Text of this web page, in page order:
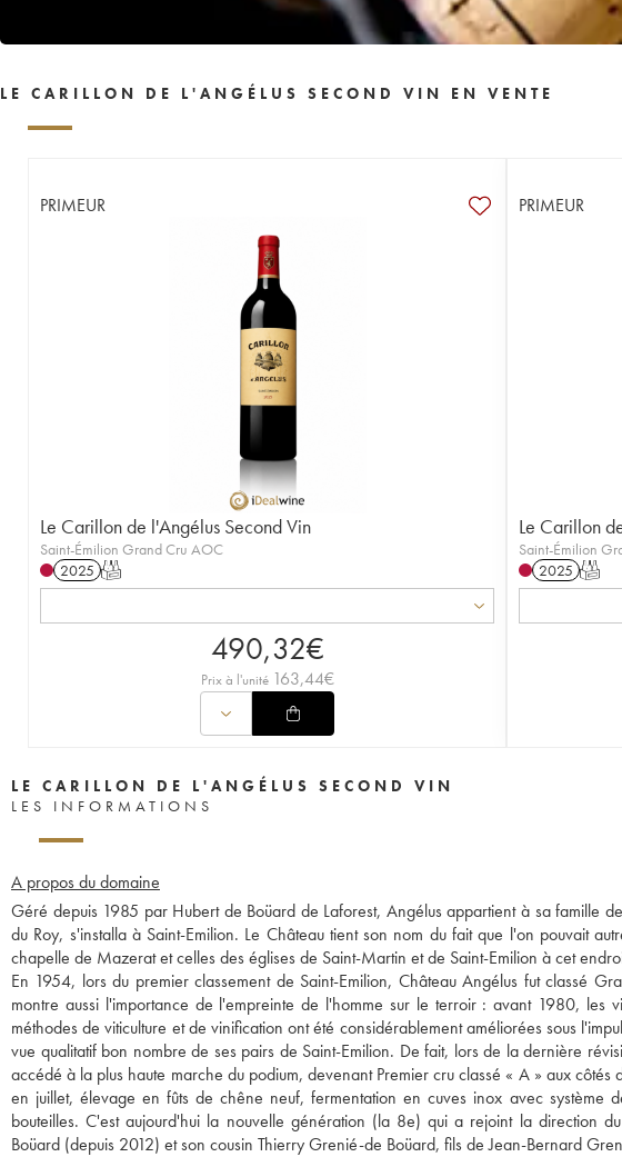
LE CARILLON DE L'ANGÉLUS SECOND VIN EN VENTE
PRIMEUR
Le Carillon de l'Angélus Second Vin
Saint-Émilion Grand Cru AOC
2025 T
490,32€
Prix à l'unité 163,44€
PRIMEUR
Le Carillon
Saint-Émilion
2025 T
LE CARILLON DE L'ANGÉLUS SECOND VIN
LES INFORMATIONS
A propos du domaine
Géré depuis 1985 par Hubert de Boüard de Laforest, Angélus appartient à sa famille
du Roy, s'installa à Saint-Emilion. Le Château tient son nom du fait que l'on pouvait
chapelle de Mazerat et celles des églises de Saint-Martin et de Saint-Emilion à cet
En 1954, lors du premier classement de Saint-Emilion, Château Angélus fut classé
montre aussi l'importance de l'empreinte de l'homme sur le terroir : avant 1980, les
méthodes de viticulture et de vinification ont été considérablement améliorées sous
vue qualitatif bon nombre de ses pairs de Saint-Emilion. De fait, lors de la dernière
accédé à la plus haute marche du podium, devenant Premier cru classé « A » aux
en juillet, élevage en fûts de chêne neuf, fermentation en cuves inox avec système
bouteilles. C'est aujourd'hui la nouvelle génération (la 8e) qui a rejoint la direction
Boüard (depuis 2012) et son cousin Thierry Grenié-de Boüard, fils de Jean-Bernard